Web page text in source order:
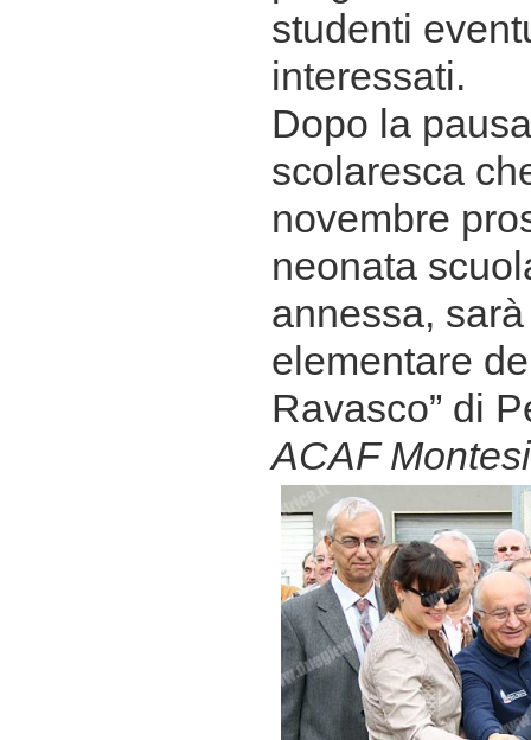
studenti
interessati.
Dopo la
scolaresca
novembre
neonata
annessa,
elementare
Ravasco” di
ACAF